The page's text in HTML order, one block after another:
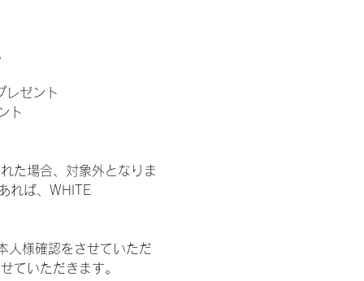
レゼント
ト
た場合、対象外となりま
れば、WHITE
人様確認をさせていただ
ていただきます。